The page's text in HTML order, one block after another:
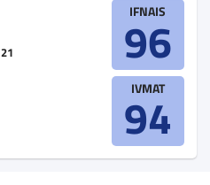
IFNAIS
96
IVMAT
94